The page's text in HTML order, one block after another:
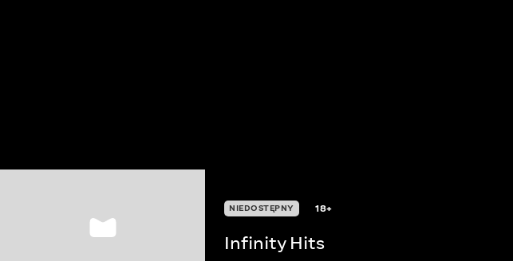
NIEDOSTĘPNY 18+
Infinity Hits